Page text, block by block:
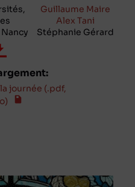
Guillaume Maire
Alex Tani
Stéphanie Gérard
journée (.pdf,